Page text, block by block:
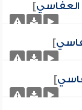
العفاسي]
]
]